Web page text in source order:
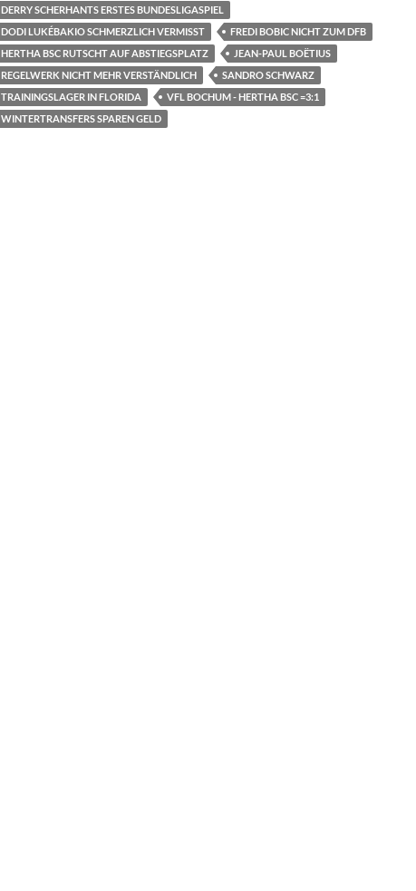
DERRY SCHERHANTS ERSTES BUNDESLIGASPIEL
DODI LUKÉBAKIO SCHMERZLICH VERMISST
FREDI BOBIC NICHT ZUM DFB
HERTHA BSC RUTSCHT AUF ABSTIEGSPLATZ
JEAN-PAUL BOËTIUS
REGELWERK NICHT MEHR VERSTÄNDLICH
SANDRO SCHWARZ
TRAININGSLAGER IN FLORIDA
VFL BOCHUM - HERTHA BSC =3:1
WINTERTRANSFERS SPAREN GELD